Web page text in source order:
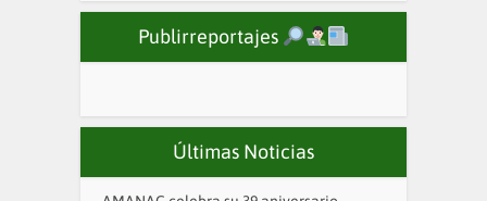
Publirreportajes
Últimas Noticias